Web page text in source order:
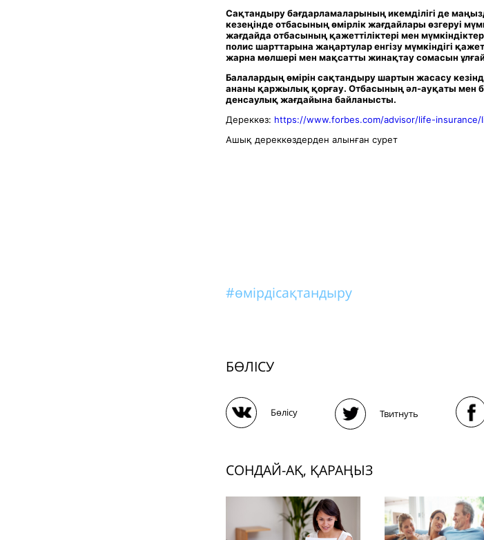
Сақтандыру бағдарламаларының икемділігі де
кезеңінде отбасының өмірлік жағдайлары өзгеруі
жағдайда отбасының қажеттіліктері мен
полис шарттарына жаңартулар енгізу мүмкіндігі
жарна мөлшері мен мақсатты жинақтау сомасын
Балалардың өмірін сақтандыру шартын жасасу
ананы қаржылық қорғау. Отбасының әл-ауқаты мен
денсаулық жағдайына байланысты.
Дереккөз: https://www.forbes.com/advisor/life-
Ашық дереккөздерден алынған сурет
#өмірдісақтандыру
БӨЛІСУ
Бөлісу Твитнуть
СОНДАЙ-АҚ, ҚАРАҢЫЗ